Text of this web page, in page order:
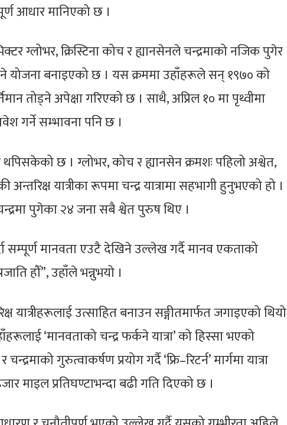
आधार मानिएको छ ।
ग्लोभर, क्रिस्टिना कोच र ह्यानसेनले चन्द्रमाको नजिक पुगेर
योजना बनाइएको छ । यस क्रममा उहाँहरूले सन् १९७० को
तोड्ने अपेक्षा गरिएको छ । साथै, अप्रिल १० मा पृथ्वीमा
गर्ने सम्भावना पनि छ ।
छ । ग्लोभर, कोच र ह्यानसेन क्रमशः पहिलो अश्वेत,
यात्रीका रूपमा चन्द्र यात्रामा सहभागी हुनुभएको हो ।
पुगेका २४ जना सबै श्वेत पुरुष थिए ।
सम्पूर्ण मानवता एउटै देखिने उल्लेख गर्दै मानव एकताको
हौँ”, उहाँले भन्नुभयो ।
यात्रीहरूलाई उत्साहित बनाउन सङ्गीतमार्फत जगाइएको थियो
‘मानवताको चन्द्र फर्कने यात्रा’ को हिस्सा भएको
गुरुत्वाकर्षण प्रयोग गर्दै ‘फ्रि–रिटर्न’ मार्गमा यात्रा
माइल प्रतिघण्टाभन्दा बढी गति दिएको छ ।